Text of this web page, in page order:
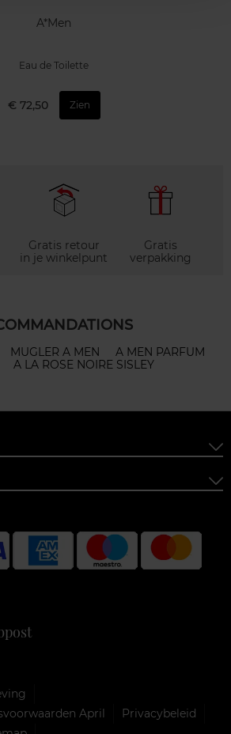
A*Men
Eau de Toilette
€ 72,50 Zien
Gratis retour
in je winkelpunt
Gratis
verpakking
MUGLER A MEN
A MEN PARFUM
A LA ROSE NOIRE SISLEY
April
Privacybeleid